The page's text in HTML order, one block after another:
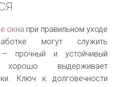
окна при правильном уходе
могут служить
– прочный и устойчивый
выдерживает
Ключ к долговечности